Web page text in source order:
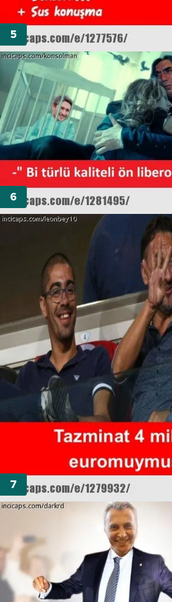
Sizlere daha iyi bir hizmet sunabilmek
Sitemizde kendimize ve üçüncü kişilere
kullanılmaktadır. Bu çerezler
verileriniz işlenmekte olup gerekli olan
toplumu hizmetlerinin sunulması
kullanılmaktadır. Diğer çerezler,
kılınması ve kişiselleştirilmesi ve
reklam/pazarlama faaliyetlerinin
sınırlı olarak açık rızanız dahilinde
Çerezlere ilişkin tercihlerinizi aşağıda
vasıtasıyla belirleyebilirsiniz.
için Ayarlar butonuna tıklayabilir,
Metnimiziziyaret edebilirsiniz.
6698 sayılı Kişisel Verilerin Korunması
hazırlanmış Aydınlatma Metnimizi
ilgili mevzuata uygun olarak kullanılan
almak için lütfen